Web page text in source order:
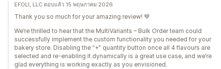
EFOLI, LLC ตอบแล้ว 15 พฤษภาคม 2026
Thank you so much for your amazing review! 💙
We’re thrilled to hear that the MultiVariants – Bulk Order team could
successfully implement the custom functionality you needed for your
bakery store. Disabling the “+” quantity button once all 4 flavours are
selected and re-enabling it dynamically is a great use case, and we’re
glad everything is working exactly as you envisioned.